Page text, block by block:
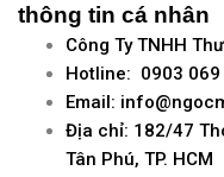
thông tin cá nhân
Công Ty TNHH
Hotline: 0903 069
Email:
Địa chỉ: 182/47
Tân Phú, TP. HCM